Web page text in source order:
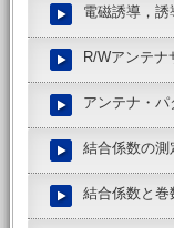
電磁誘導，誘
R/Wアンテナ
アンテナ・パ
結合係数の測
結合係数と巻